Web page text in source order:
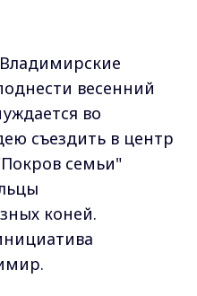
весенний
во
съездить в центр
семьи"
коней.